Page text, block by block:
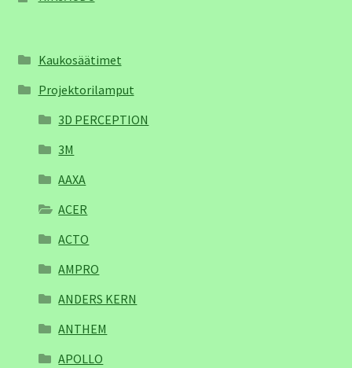
Kaukosäätimet
Projektorilamput
3D PERCEPTION
3M
AAXA
ACER
ACTO
AMPRO
ANDERS KERN
ANTHEM
APOLLO